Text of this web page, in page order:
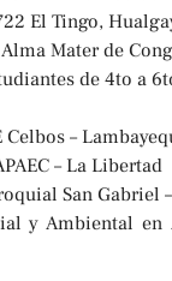
El Tingo,
Mater de
de 4to a
–
– La Libertad
San Gabriel
y Ambiental